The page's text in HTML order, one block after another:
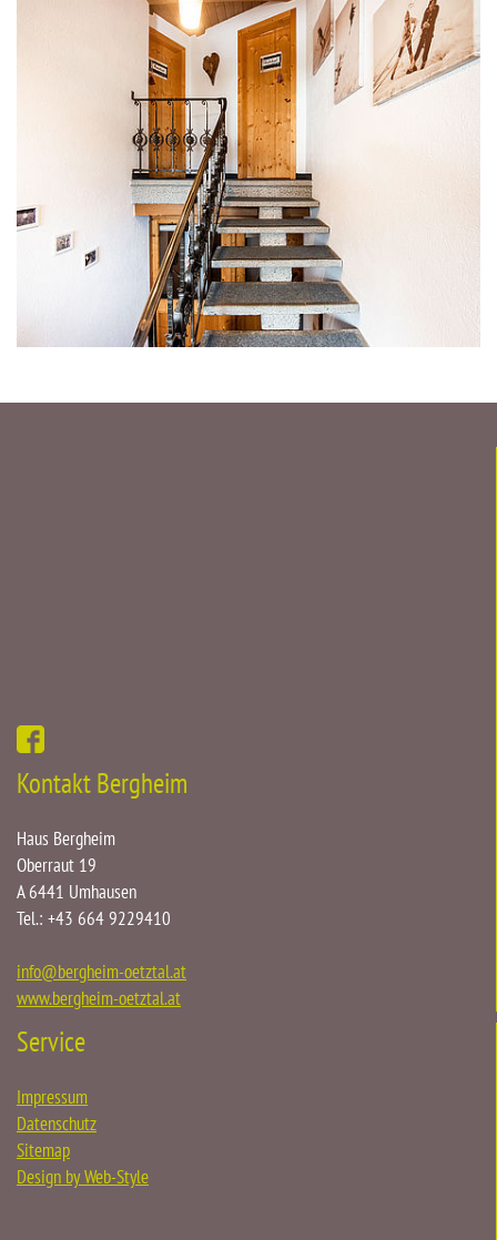
Kontakt Bergheim
Haus Bergheim
Oberraut 19
A 6441 Umhausen
Tel.: +43 664 9229410
info@bergheim-oetztal.at
www.bergheim-oetztal.at
Service
Impressum
Datenschutz
Sitemap
Design by Web-Style